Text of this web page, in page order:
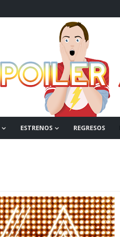
ESTRENOS REGRESOS